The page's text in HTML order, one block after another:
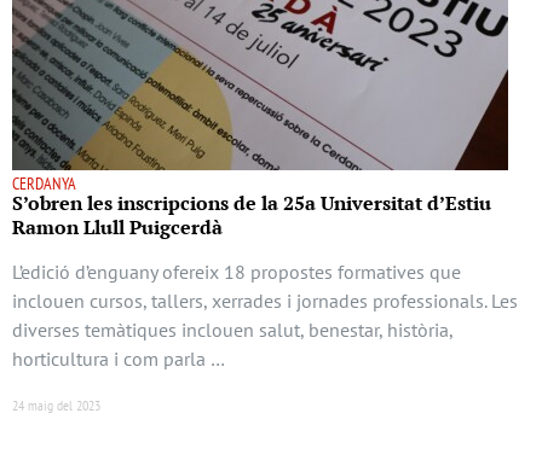
CERDANYA
S’obren les inscripcions de la 25a Universitat d’Estiu
Ramon Llull Puigcerdà
L’edició d’enguany ofereix 18 propostes formatives que
inclouen cursos, tallers, xerrades i jornades professionals. Les
diverses temàtiques inclouen salut, benestar, història,
horticultura i com parla …
24 maig del 2023